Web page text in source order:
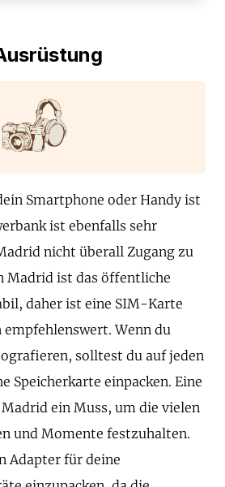
Smartphone oder Handy ist
ist ebenfalls sehr
nicht überall Zugang zu
Madrid ist das öffentliche
daher ist eine SIM-Karte
Wenn du
solltest du auf jeden
Speicherkarte einpacken. Eine
ein Muss, um die vielen
und Momente festzuhalten.
Adapter für deine